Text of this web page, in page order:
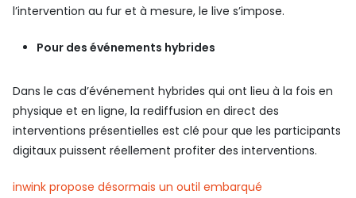
l’intervention au fur et à mesure, le live s’impose.
Pour des événements hybrides
Dans le cas d’événement hybrides qui ont lieu à la fois en
physique et en ligne, la rediffusion en direct des
interventions présentielles est clé pour que les participants
digitaux puissent réellement profiter des interventions.
inwink propose désormais un outil embarqué